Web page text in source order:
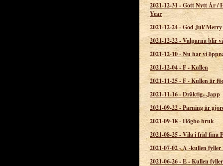
2021-12-31-Gott Nytt År /
Year
2021-12-24-God Jul/
2021-12-22-Valparna blir
2021-12-10-Nu har vi
2021-12-04-F - Kullen
2021-11-25-F - Kullen är
2021-11-16-Dräktig...Japp
2021-09-22-Parning är
2021-09-18-Högbo bruk
2021-08-25-Vila i frid fina
2021-07-02-A -kullen fyller
2021-06-26-E - Kullen